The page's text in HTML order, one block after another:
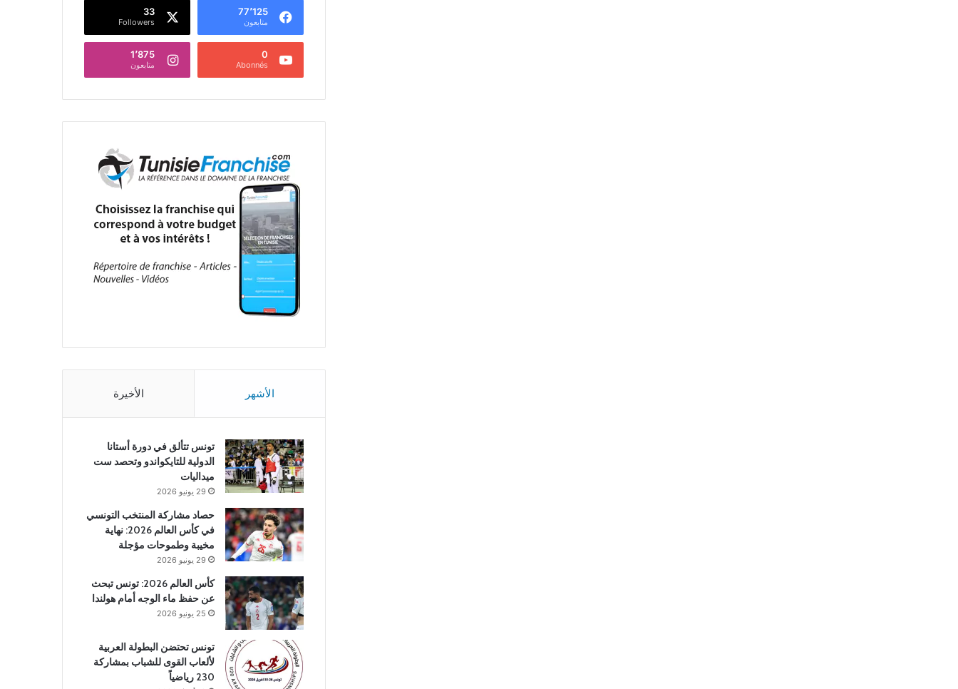
77٬125
متابعون
33
Followers
0
Abonnés
1٬875
متابعون
الأشهر الأخيرة
تونس تتألق في دورة أستانا
الدولية للتايكواندو وتحصد ست
ميداليات
29 يونيو 2026
حصاد مشاركة المنتخب التونسي
في كأس العالم 2026: نهاية
مخيبة وطموحات مؤجلة
29 يونيو 2026
كأس العالم 2026: تونس تبحث
عن حفظ ماء الوجه أمام هولندا
25 يونيو 2026
تونس تحتضن البطولة العربية
لألعاب القوى للشباب بمشاركة
230 رياضياً